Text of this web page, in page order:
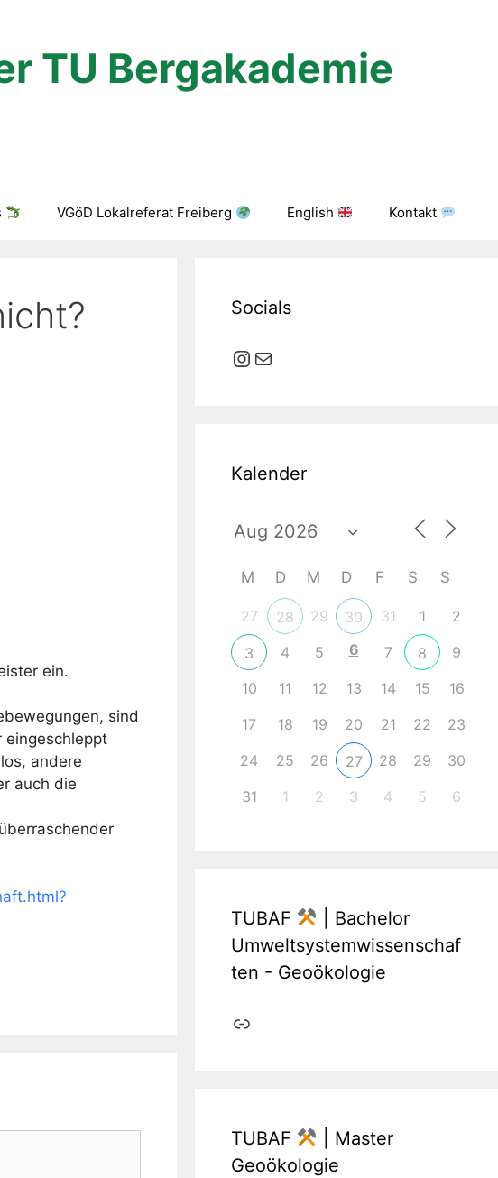
TU Bergakademie
VGöD Lokalreferat Freiberg English Kontakt
Outlook Live
ein.
sind
eingeschleppt
andere
auch die
Socials
Instagram
E-Mail
Kalender
M D M D F S S
27 28 29 30 31 1 2
3 4 5 6 7 8
9
10
11 12 13 14 15
16
17
18 19 20 21 22
23
24
25 26 27 28 29
30
31
1 2 3 4 5 6
TUBAF
| Bachelor
Umweltsystemwissenschaf
ten - Geoökologie
Link
TUBAF
| Master
Geoökologie